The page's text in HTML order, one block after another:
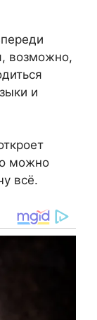
возможно,
и
можно
всё.